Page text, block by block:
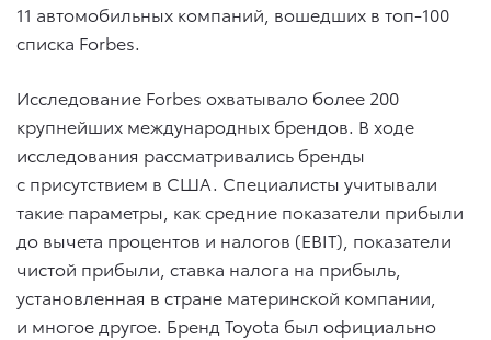
11 автомобильных компаний, вошедших в топ-100
списка Forbes.
Исследование Forbes охватывало более 200
крупнейших международных брендов. В ходе
исследования рассматривались бренды
с присутствием в США. Специалисты учитывали
такие параметры, как средние показатели прибыли
до вычета процентов и налогов (EBIT), показатели
чистой прибыли, ставка налога на прибыль,
установленная в стране материнской компании,
и многое другое. Бренд Toyota был официально